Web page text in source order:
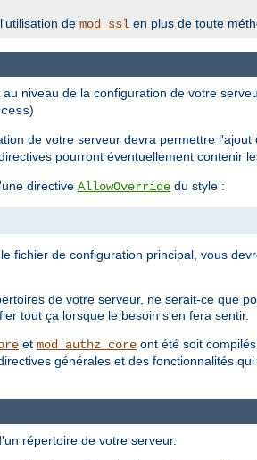
de mod_ssl en plus de toute
niveau de la configuration de votre
)
de votre serveur devra permettre
pourront éventuellement contenir
directive AllowOverride du style :
fichier de configuration principal, vous
de votre serveur, ne serait-ce que
tout ça lorsque le besoin s'en fera sentir.
et mod_authz_core ont été soit
générales et des fonctionnalités
répertoire de votre serveur.